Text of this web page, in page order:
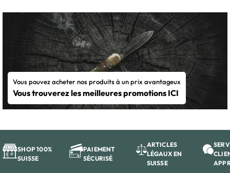
Vous pouvez acheter nos produits à un prix avantageux
Vous trouverez les meilleures promotions ICI
SHOP 100%
SUISSE
PAIEMENT
SÉCURISÉ
ARTICLES
LÉGAUX EN
SUISSE